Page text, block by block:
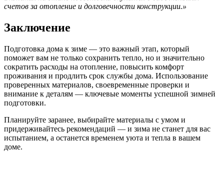
счетов за отопление и долговечности конструкции.»
Заключение
Подготовка дома к зиме — это важный этап, который
поможет вам не только сохранить тепло, но и значительно
сократить расходы на отопление, повысить комфорт
проживания и продлить срок службы дома. Использование
проверенных материалов, своевременные проверки и
внимание к деталям — ключевые моменты успешной зимней
подготовки.
Планируйте заранее, выбирайте материалы с умом и
придерживайтесь рекомендаций — и зима не станет для вас
испытанием, а останется временем уюта и тепла в вашем
доме.